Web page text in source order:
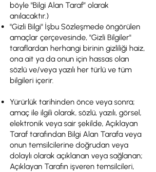
böyle "Bilgi Alan Taraf” olarak
anılacaktır.)
"Gizli Bilgi" İşbu Sözleşmede öngörülen
amaçlar çerçevesinde, "Gizli Bilgiler"
taraflardan herhangi birinin gizliliği haiz,
ona ait ya da onun için hassas olan
sözlü ve/veya yazılı her türlü ve tüm
bilgileri içerir.
Yürürlük tarihinden önce veya sonra;
amaç ile ilgili olarak, sözlü, yazılı, görsel,
elektronik veya sair şekilde, Açıklayan
Taraf tarafından Bilgi Alan Tarafa veya
onun temsilcilerine doğrudan veya
dolaylı olarak açıklanan veya sağlanan;
Açıklayan Tarafın işveren temsilcileri,